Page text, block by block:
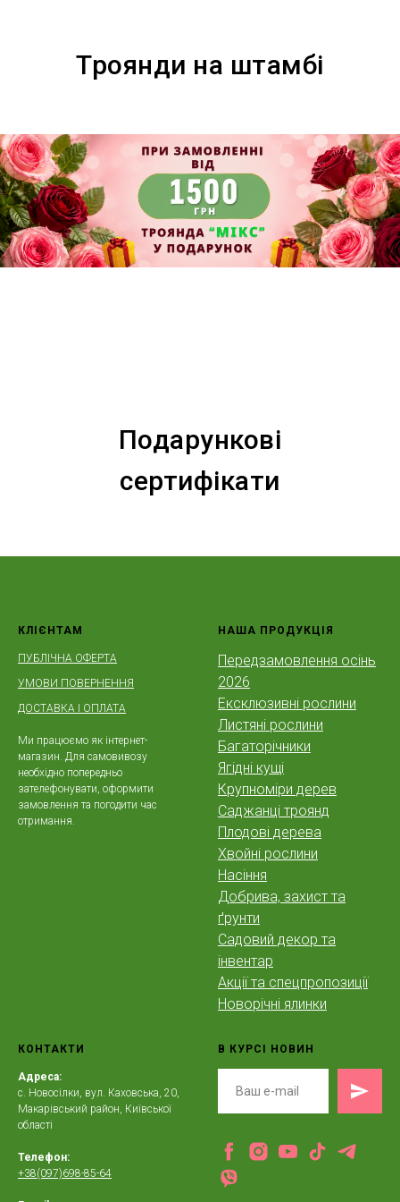
Троянди на штамбі
Подарункові
сертифікати
КЛІЄНТАМ
ПУБЛІЧНА ОФЕРТА
УМОВИ ПОВЕРНЕННЯ
ДОСТАВКА І ОПЛАТА
Ми працюємо як інтернет-
магазин. Для самовивозу
необхідно попередньо
зателефонувати, оформити
замовлення та погодити час
отримання.
НАША ПРОДУКЦІЯ
Передзамовлення осінь
2026
Ексклюзивні рослини
Листяні рослини
Багаторічники
Ягідні кущі
Крупноміри дерев
Саджанці троянд
Плодові дерева
Хвойні рослини
Насіння
Добрива, захист та
ґрунти
Садовий декор та
інвентар
Акції та спецпропозиції
Новорічні ялинки
КОНТАКТИ
Адреса:
с. Новосілки, вул. Каховська, 20,
Макарівський район, Київської
області
Телефон:
+38(097)698-85-64
В КУРСІ НОВИН